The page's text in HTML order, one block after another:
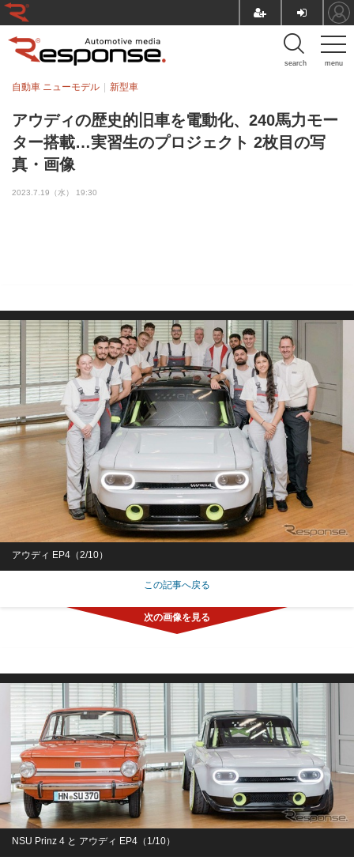
menu
search
アウディの歴史的旧車を電動化、240馬力モー
ター搭載…実習生のプロジェクト 2枚目の写
真・画像
自動車 ニューモデル 新型車
2023.7.19（水） 19:30
アウディ EP4（2/10）
この記事へ戻る
NSU Prinz 4 と アウディ EP4（1/10）